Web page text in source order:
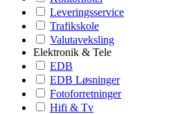
Leveringsservice
Trafikskole
Valutaveksling
Elektronik & Tele
EDB
EDB Løsninger
Fotoforretninger
Hifi & Tv